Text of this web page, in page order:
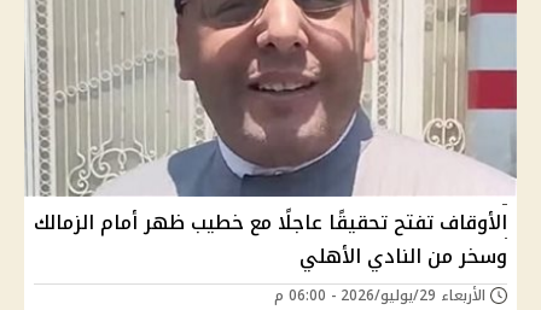
الأوقاف تفتح تحقيقًا عاجلًا مع خطيب ظهر أمام الزمالك
وسخر من النادي الأهلي
الأربعاء 29/يوليو/2026 - 06:00 م